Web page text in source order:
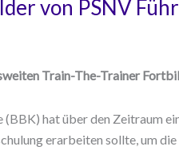
von PSNV
Train-The-Trainer
hat über den Zeitraum
erarbeiten sollte, um